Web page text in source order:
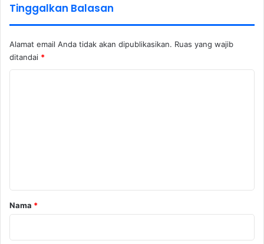
Tinggalkan Balasan
Alamat email Anda tidak akan dipublikasikan. Ruas yang wajib
ditandai *
r
*
Nama *